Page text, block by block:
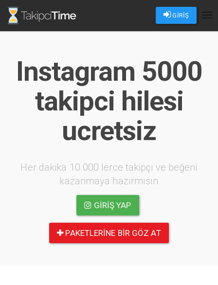
GİRİŞ
Instagram 5000
takipci hilesi
ucretsiz
Her dakika 10.000 lerce takipçi ve beğeni
kazanmaya hazırmısın
GIRIŞ YAP
PAKETLERINE BIR GÖZ AT